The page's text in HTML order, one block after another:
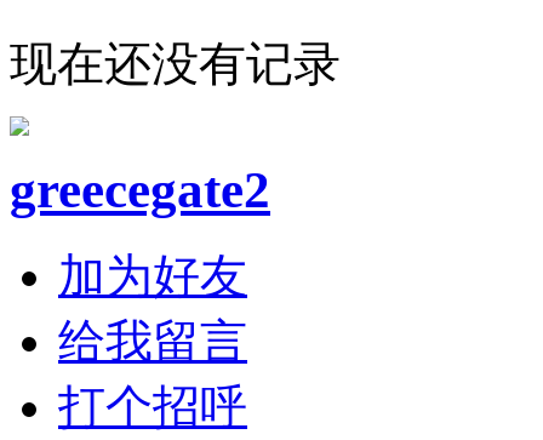
现在还没有记录
greecegate2
加为好友
给我留言
打个招呼